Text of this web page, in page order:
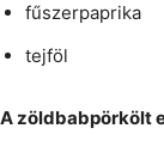
fűszerpaprika
tejföl
A zöldbabpörkölt